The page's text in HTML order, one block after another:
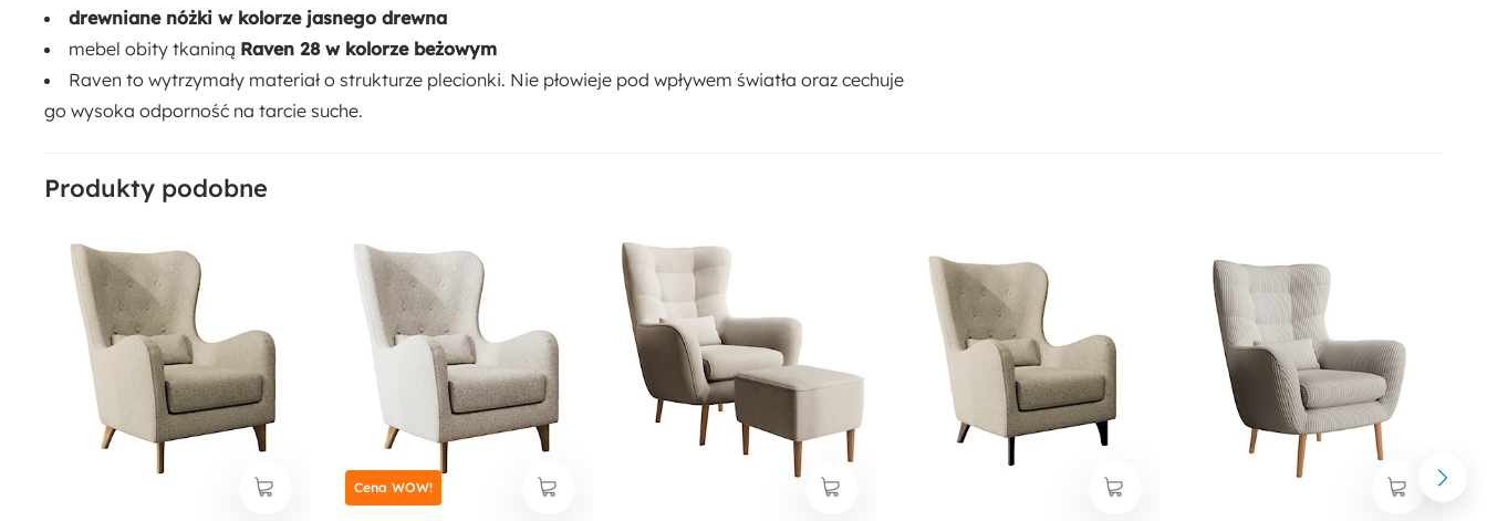
drewniane nóżki w kolorze jasnego drewna
mebel obity tkaniną Raven 28 w kolorze beżowym
Raven to wytrzymały materiał o strukturze plecionki. Nie płowieje pod wpływem światła oraz cechuje
go wysoka odporność na tarcie suche.
Produkty podobne
Cena WOW!